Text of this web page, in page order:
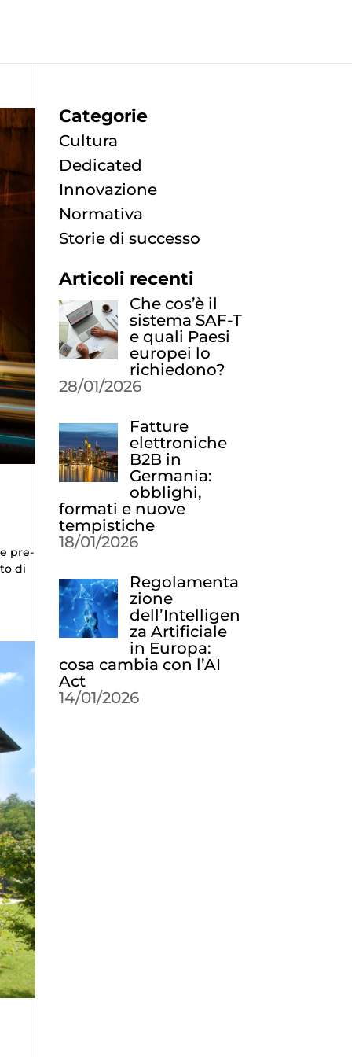
pre-
di
Categorie
Cultura
Dedicated
Innovazione
Normativa
Storie di successo
Articoli recenti
Che cos’è il
sistema SAF-T
e quali Paesi
europei lo
richiedono?
28/01/2026
Fatture
elettroniche
B2B in
Germania:
obblighi,
formati e nuove
tempistiche
18/01/2026
Regolamenta
zione
dell’Intelligen
za Artificiale
in Europa:
cosa cambia con l’AI
Act
14/01/2026